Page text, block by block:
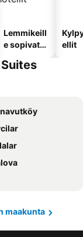
Lemmikeill
e sopivat
ellit
maakunta